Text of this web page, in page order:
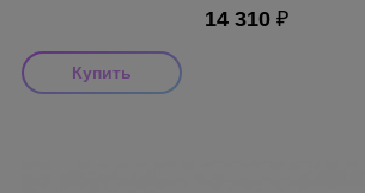
14 310 ₽